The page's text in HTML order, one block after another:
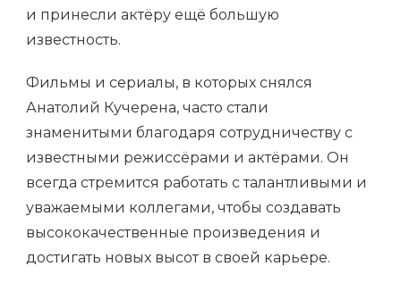
и принесли актёру ещё большую
известность.
Фильмы и сериалы, в которых снялся
Анатолий Кучерена, часто стали
знаменитыми благодаря сотрудничеству с
известными режиссёрами и актёрами. Он
всегда стремится работать с талантливыми и
уважаемыми коллегами, чтобы создавать
высококачественные произведения и
достигать новых высот в своей карьере.